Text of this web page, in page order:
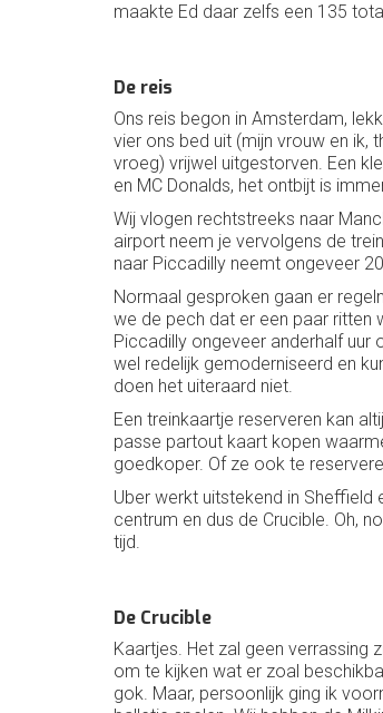
maakte Ed daar zelfs een 135
De reis
Ons reis begon in Amsterdam,
vier ons bed uit (mijn vrouw en ik,
vroeg) vrijwel uitgestorven. Een
en MC Donalds, het ontbijt is
Wij vlogen rechtstreeks naar
airport neem je vervolgens de
naar Piccadilly neemt ongeveer
Normaal gesproken gaan er
we de pech dat er een paar ritten
Piccadilly ongeveer anderhalf uur
wel redelijk gemoderniseerd en
doen het uiteraard niet.
Een treinkaartje reserveren kan
passe partout kaart kopen
goedkoper. Of ze ook te
Uber werkt uitstekend in
centrum en dus de Crucible. Oh,
tijd.
De Crucible
Kaartjes. Het zal geen verrassing
om te kijken wat er zoal
gok. Maar, persoonlijk ging ik